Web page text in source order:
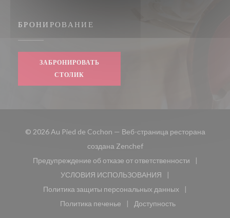
БРОНИРОВАНИЕ
ЗАБРОНИРОВАТЬ
СТОЛИК
© 2026 Au Pied de Cochon — Веб-страница ресторана
создана Zenchef((открывается в новом
Предупреждение об отказе от ответственности
((открывается в новом окне))
УСЛОВИЯ ИСПОЛЬЗОВАНИЯ
((открывается в новом окне))
Политика защиты персональных данных
((открывается в новом окне))
Политика печенье
((открывается в новом окне))
Доступность